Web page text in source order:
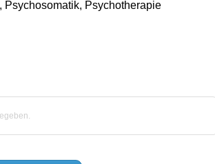
Psychosomatik, Psychotherapie